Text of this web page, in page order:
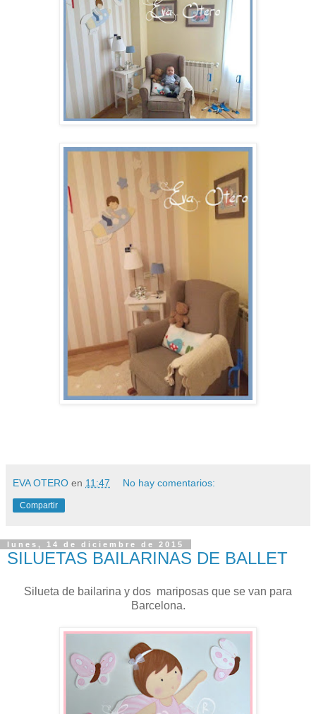
EVA OTERO en 11:47 No hay comentarios:
Compartir
lunes, 14 de diciembre de 2015
SILUETAS BAILARINAS DE BALLET
Silueta de bailarina y dos mariposas que se van para
Barcelona.